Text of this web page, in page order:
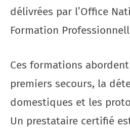
délivrées par l’Office
Formation
Ces formations
premiers secours, la
domestiques et les
Un prestataire certifié